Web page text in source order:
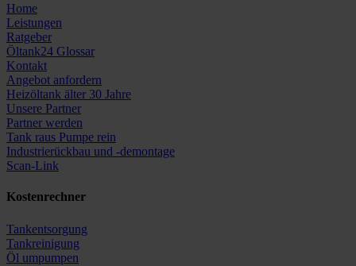
Home
Leistungen
Ratgeber
Öltank24 Glossar
Kontakt
Angebot anfordern
Heizöltank älter 30 Jahre
Unsere Partner
Partner werden
Tank raus Pumpe rein
Industrierückbau und -demontage
Scan-Link
Kostenrechner
Tankentsorgung
Tankreinigung
Öl umpumpen